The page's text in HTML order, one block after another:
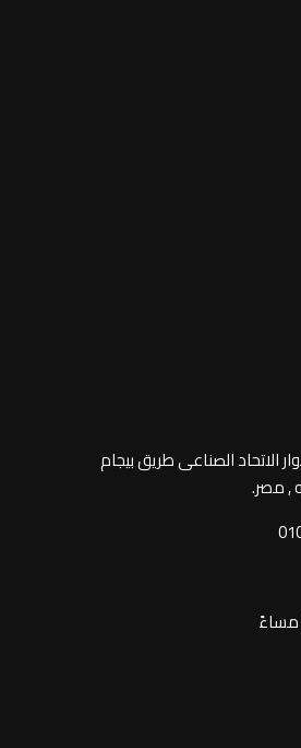
الاتحاد الصناعى طريق بيجام
, مصر.